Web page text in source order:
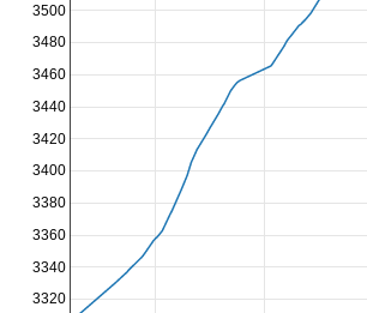
3320
3340
3360
3380
3400
3420
3440
3460
3480
3500